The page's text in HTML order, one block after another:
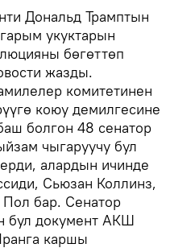
Дональд Трамптын
укуктарын
бөгөттөп
жазды.
комитетинен
коюу демилгесине
болгон 48 сенатор
чыгаруучу бул
алардын ичинде
Сьюзан Коллинз,
бар. Сенатор
бул документ АКШ
каршы